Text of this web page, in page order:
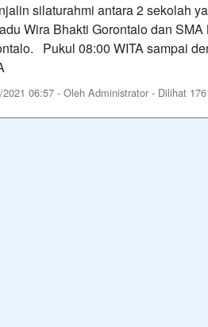
silaturahmi antara 2 sekolah
Wira Bhakti Gorontalo dan SMA
Pukul 08:00 WITA sampai
2021 06:57 - Oleh Administrator - Dilihat